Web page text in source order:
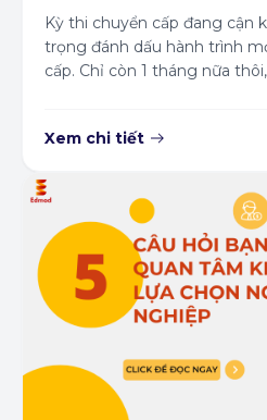
cấp thành công!
Kỳ thi chuyển cấp đang cận
trọng đánh dấu hành trình
cấp. Chỉ còn 1 tháng nữa
thi hiệu quả trong giai đoạn "nước rút".
sinh ôn thi hiệu quả trong
hóa điểm số và chinh phục
Xem chi tiết